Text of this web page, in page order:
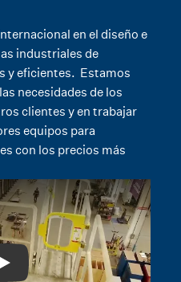
en el diseño e
industriales de
y eficientes. Estamos
necesidades de los
clientes y en trabajar
equipos para
con los precios más
Play: Video Title